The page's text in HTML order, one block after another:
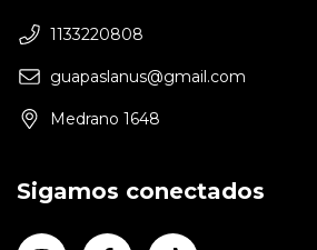
1133220808
guapaslanus@gmail.com
Medrano 1648
Sigamos conectados